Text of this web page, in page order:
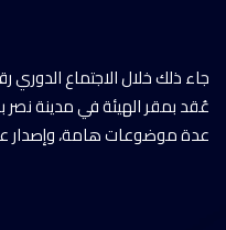
عُقد بمقر الهيئة في مدينة نصر
عدة موضوعات هامة، وإصدار